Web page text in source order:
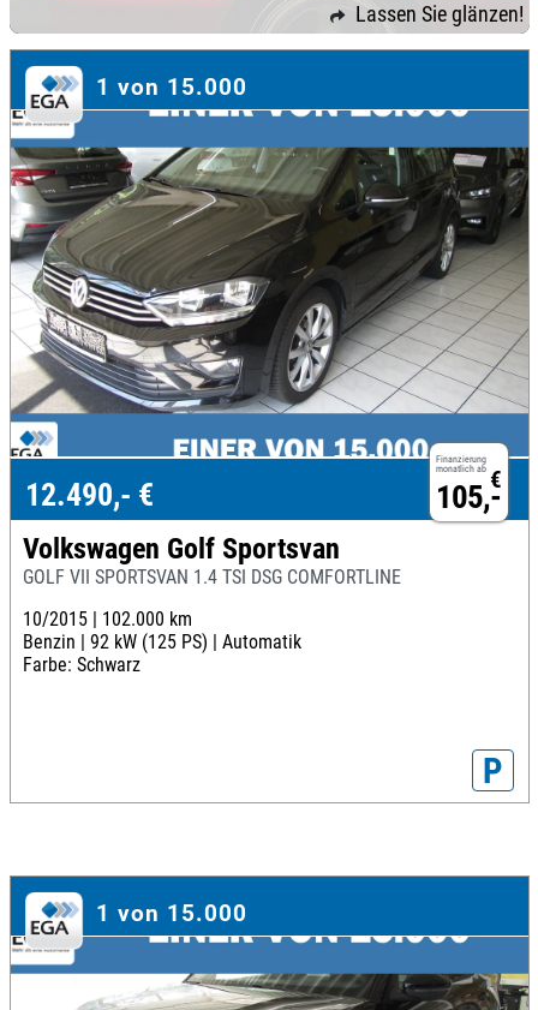
Lassen Sie glänzen!
1 von 15.000
Finanzierung
monatlich ab €
105,-
12.490,- €
Volkswagen Golf Sportsvan
GOLF VII SPORTSVAN 1.4 TSI DSG COMFORTLINE
10/2015 | 102.000 km
Benzin | 92 kW (125 PS) | Automatik
Farbe: Schwarz
P
1 von 15.000